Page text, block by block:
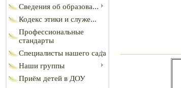
Сведения об образова...
Кодекс этики и служе...
Профессиональные
стандарты
Специалисты нашего сада
Наши группы
Приём детей в ДОУ